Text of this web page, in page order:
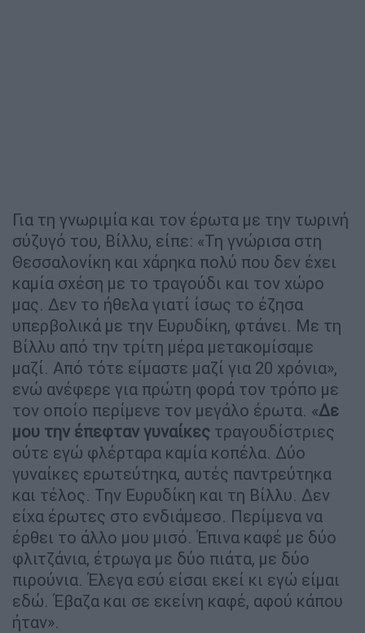
Για τη γνωριμία και τον έρωτα με την τωρινή
σύζυγό του, Βίλλυ, είπε: «Τη γνώρισα στη
Θεσσαλονίκη και χάρηκα πολύ που δεν έχει
καμία σχέση με το τραγούδι και τον χώρο
μας. Δεν το ήθελα γιατί ίσως το έζησα
υπερβολικά με την Ευρυδίκη, φτάνει. Με τη
Βίλλυ από την τρίτη μέρα μετακομίσαμε
μαζί. Από τότε είμαστε μαζί για 20 χρόνια»,
ενώ ανέφερε για πρώτη φορά τον τρόπο με
τον οποίο περίμενε τον μεγάλο έρωτα. «Δε
μου την έπεφταν γυναίκες τραγουδίστριες
ούτε εγώ φλέρταρα καμία κοπέλα. Δύο
γυναίκες ερωτεύτηκα, αυτές παντρεύτηκα
και τέλος. Την Ευρυδίκη και τη Βίλλυ. Δεν
είχα έρωτες στο ενδιάμεσο. Περίμενα να
έρθει το άλλο μου μισό. Έπινα καφέ με δύο
φλιτζάνια, έτρωγα με δύο πιάτα, με δύο
πιρούνια. Έλεγα εσύ είσαι εκεί κι εγώ είμαι
εδώ. Έβαζα και σε εκείνη καφέ, αφού κάπου
ήταν».